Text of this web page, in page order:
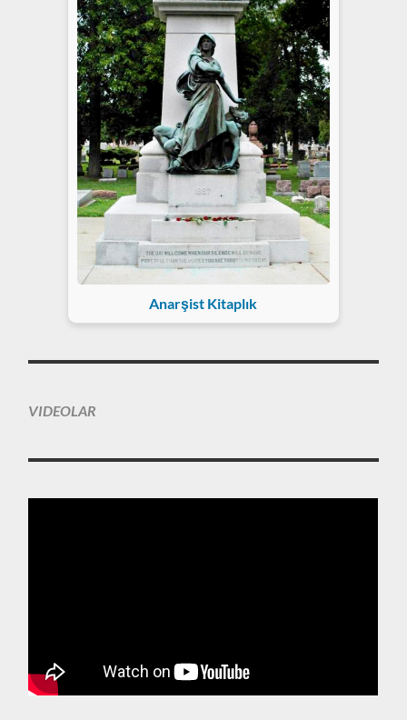
Anarşist Kitaplık
VIDEOLAR